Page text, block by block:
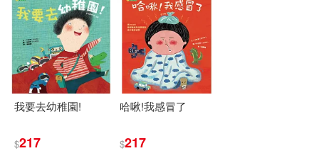
我要去幼稚園!
$217
哈啾!我感冒了
$217